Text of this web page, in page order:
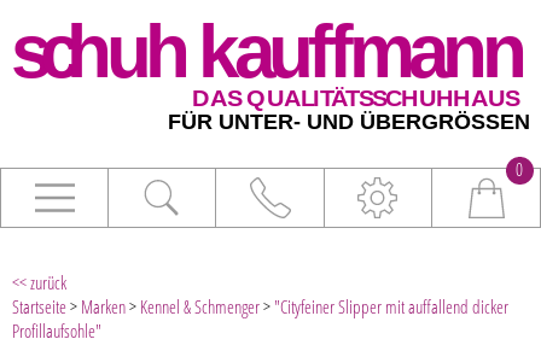
0
<< zurück
Startseite> Marken> Kennel & Schmenger> "Cityfeiner Slipper mit auffallend dicker
Profillaufsohle"